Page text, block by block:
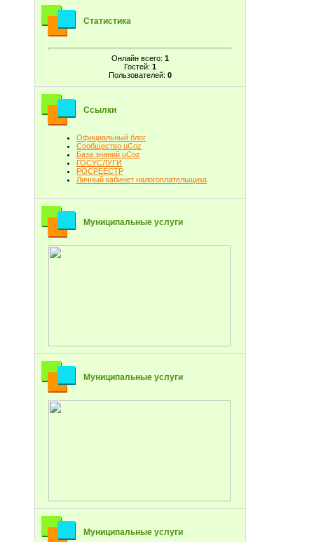
Статистика
Онлайн всего: 1
Гостей: 1
Пользователей: 0
Ссылки
Официальный блог
Сообщество uCoz
База знаний uCoz
ГОСУСЛУГИ
РОСРЕЕСТР
Личный кабинет налогоплательщика
Муниципальные услуги
Муниципальные услуги
Муниципальные услуги